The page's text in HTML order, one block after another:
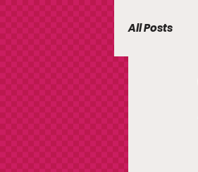
All Posts